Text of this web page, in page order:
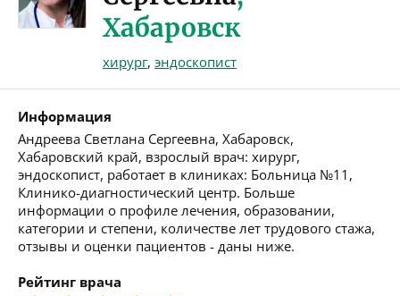
Хабаровск
хирург, эндоскопист
Информация
Андреева Светлана Сергеевна, Хабаровск,
Хабаровский край, взрослый врач: хирург,
эндоскопист, работает в клиниках: Больница №11,
Клинико-диагностический центр. Больше
информации о профиле лечения, образовании,
категории и степени, количестве лет трудового стажа,
отзывы и оценки пациентов - даны ниже.
Рейтинг врача